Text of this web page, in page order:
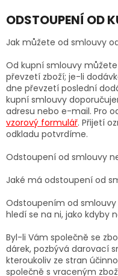
ODSTOUPENÍ OD
Jak můžete od smlouvy
Od kupní smlouvy
převzetí zboží; je-li
dne převzetí poslední
kupní smlouvy
adresu nebo e-mail. Pro
vzorový formulář. Přijetí
odkladu potvrdíme.
Odstoupení od smlouvy
Jaké má odstoupení od
Odstoupením od
hledí se na ni, jako kdyby
Byl-li Vám společně se
dárek, pozbývá darovací
kteroukoliv ze stran
společně s vraceným